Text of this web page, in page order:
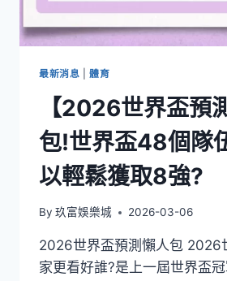
最新消息 |體育
【2026世界盃預
包!世界盃48個隊
以輕鬆獲取8強?
By 玖富娛樂城 2026-03-06
2026世界盃預測懶人包 2026
家更看好誰?是上一屆世界盃